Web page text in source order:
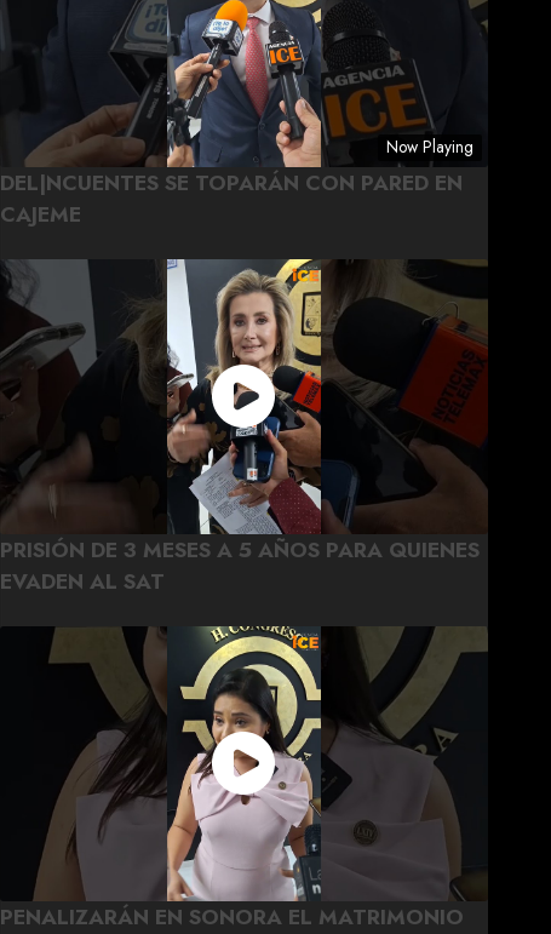
Now Playing
DEL|NCUENTES SE TOPARÁN CON PARED EN
CAJEME
PRISIÓN DE 3 MESES A 5 AÑOS PARA QUIENES
EVADEN AL SAT
PENALIZARÁN EN SONORA EL MATRIMONIO